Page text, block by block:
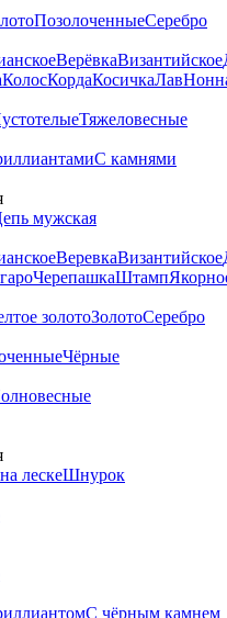
ПозолоченныеСеребро
ВерёвкаВизантийское
КолосКордаКосичкаЛав
Тяжеловесные
С камнями
мужская
ВеревкаВизантийское
ЧерепашкаШтамп
золотоЗолотоСеребро
Чёрные
лескеШнурок
С чёрным камнем